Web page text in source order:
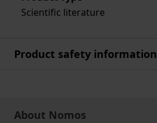
Scientific literature
Product safety information
About Nomos